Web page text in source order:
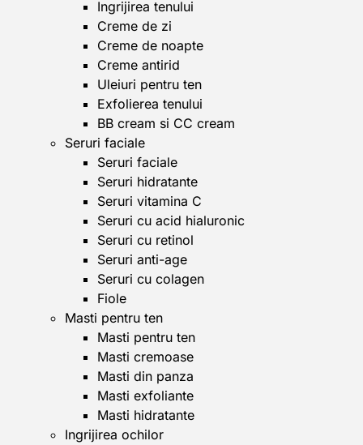
Ingrijirea tenului
Creme de zi
Creme de noapte
Creme antirid
Uleiuri pentru ten
Exfolierea tenului
BB cream si CC cream
Seruri faciale
Seruri faciale
Seruri hidratante
Seruri vitamina C
Seruri cu acid hialuronic
Seruri cu retinol
Seruri anti-age
Seruri cu colagen
Fiole
Masti pentru ten
Masti pentru ten
Masti cremoase
Masti din panza
Masti exfoliante
Masti hidratante
Ingrijirea ochilor